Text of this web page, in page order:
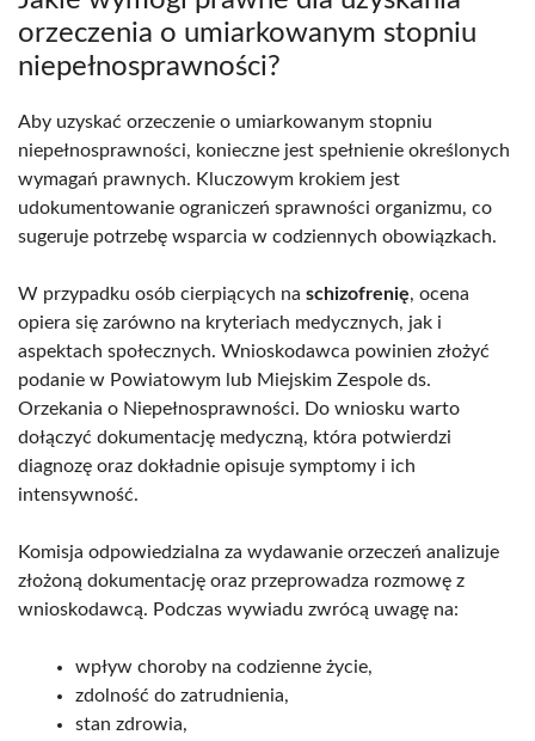
orzeczenia o umiarkowanym stopniu
niepełnosprawności?
Aby uzyskać orzeczenie o umiarkowanym stopniu
niepełnosprawności, konieczne jest spełnienie określonych
wymagań prawnych. Kluczowym krokiem jest
udokumentowanie ograniczeń sprawności organizmu, co
sugeruje potrzebę wsparcia w codziennych obowiązkach.
W przypadku osób cierpiących na schizofrenię, ocena
opiera się zarówno na kryteriach medycznych, jak i
aspektach społecznych. Wnioskodawca powinien złożyć
podanie w Powiatowym lub Miejskim Zespole ds.
Orzekania o Niepełnosprawności. Do wniosku warto
dołączyć dokumentację medyczną, która potwierdzi
diagnozę oraz dokładnie opisuje symptomy i ich
intensywność.
Komisja odpowiedzialna za wydawanie orzeczeń analizuje
złożoną dokumentację oraz przeprowadza rozmowę z
wnioskodawcą. Podczas wywiadu zwrócą uwagę na:
wpływ choroby na codzienne życie,
zdolność do zatrudnienia,
stan zdrowia,